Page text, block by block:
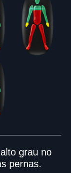
grau no
pernas.